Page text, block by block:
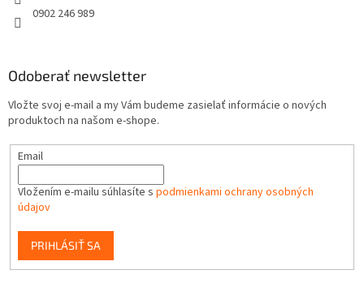
0902 246 989
Odoberať newsletter
Vložte svoj e-mail a my Vám budeme zasielať informácie o nových
produktoch na našom e-shope.
Email
Vložením e-mailu súhlasíte s podmienkami ochrany osobných
údajov
PRIHLÁSIŤ SA